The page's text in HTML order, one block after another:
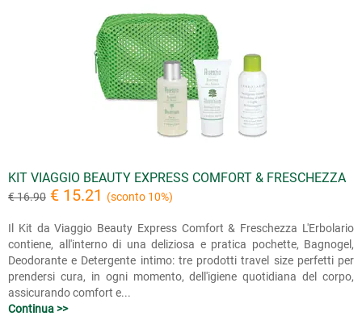
KIT VIAGGIO BEAUTY EXPRESS COMFORT & FRESCHEZZA
€ 16.90 € 15.21 (sconto 10%)
Il Kit da Viaggio Beauty Express Comfort & Freschezza L'Erbolario
contiene, all'interno di una deliziosa e pratica pochette, Bagnogel,
Deodorante e Detergente intimo: tre prodotti travel size perfetti per
prendersi cura, in ogni momento, dell'igiene quotidiana del corpo,
assicurando comfort e...
Continua >>